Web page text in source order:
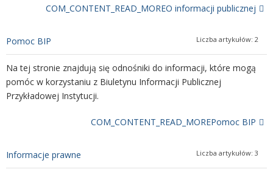
COM_CONTENT_READ_MOREO informacji publicznej
Pomoc BIP Liczba artykułów: 2
Na tej stronie znajdują się odnośniki do informacji, które mogą
pomóc w korzystaniu z Biuletynu Informacji Publicznej
Przykładowej Instytucji.
COM_CONTENT_READ_MOREPomoc BIP
Informacje prawne Liczba artykułów: 3